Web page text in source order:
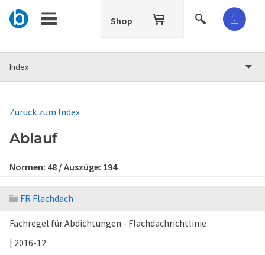
Shop
Index
Zurück zum Index
Ablauf
Normen: 48 / Auszüge: 194
FR Flachdach
Fachregel für Abdichtungen - Flachdachrichtlinie
| 2016-12